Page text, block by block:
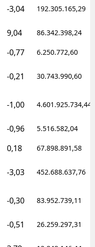
-3,04 192.305.165,29
9,04 86.342.398,24
-0,77 6.250.772,60
-0,21 30.743.990,60
-1,00 4.601.925.734,44
-0,96 5.516.582,04
0,18 67.898.891,58
-3,03 452.688.637,76
-0,30 83.952.739,11
-0,51 26.259.297,31